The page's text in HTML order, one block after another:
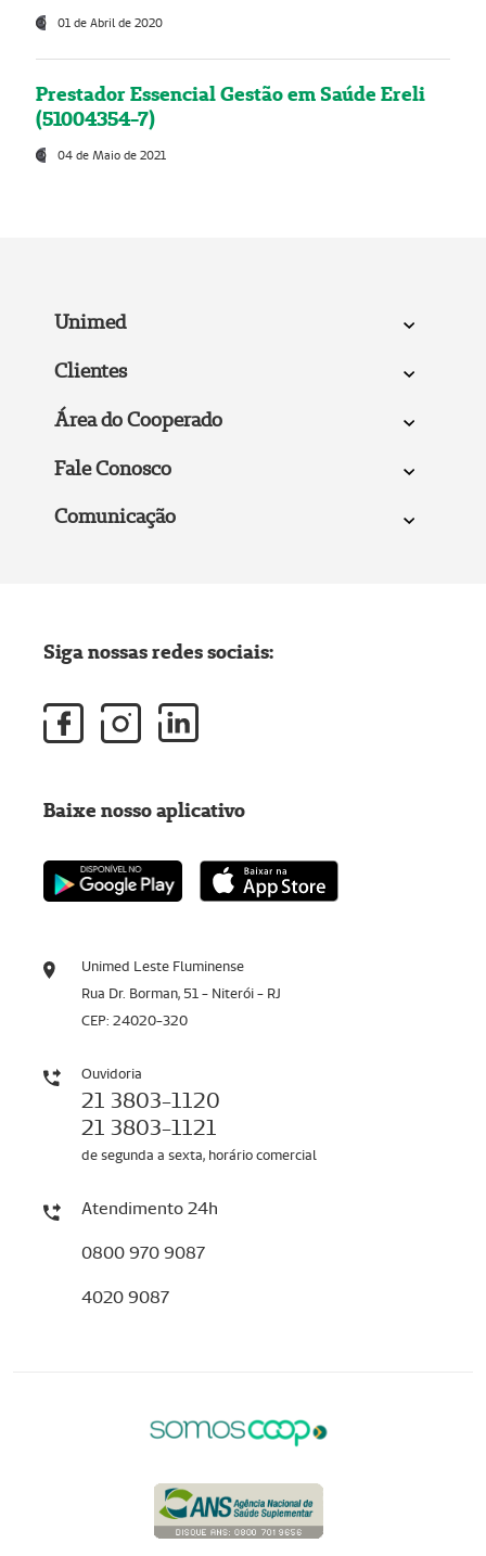
01 de Abril de 2020
Prestador Essencial Gestão em Saúde Ereli
(51004354-7)
04 de Maio de 2021
Unimed
Clientes
Área do Cooperado
Fale Conosco
Comunicação
Unimed Leste Fluminense
Rua Dr. Borman, 51 - Niterói - RJ
CEP: 24020-320
Ouvidoria
21 3803-1120
21 3803-1121
de segunda a sexta, horário comercial
Atendimento 24h
0800 970 9087
4020 9087
Siga nossas redes sociais:
Baixe nosso aplicativo